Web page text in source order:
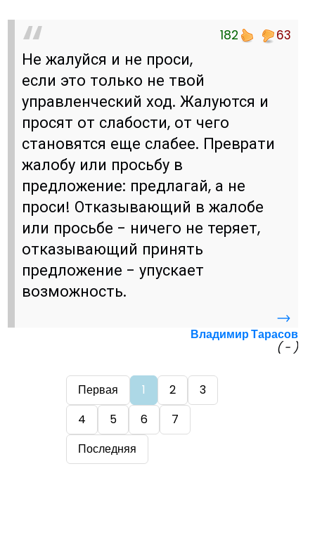
182 63
Не жалуйся и не проси,
если это только не твой
управленческий ход. Жалуются и
просят от слабости, от чего
становятся еще слабее. Преврати
жалобу или просьбу в
предложение: предлагай, а не
проси! Отказывающий в жалобе
или просьбе - ничего не теряет,
отказывающий принять
предложение - упускает
возможность.
→
Владимир Тарасов
( - )
Первая 1 2
3
4
5 6
7
Последняя